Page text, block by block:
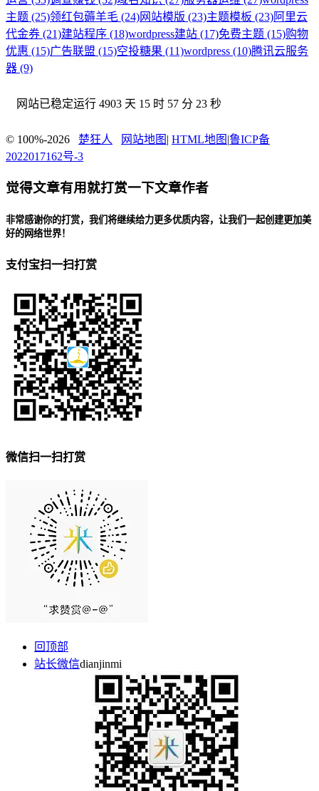
主题 (25)领红包薅羊毛 (24)网站模版 (23)主题模板 (23)阿里云
代金券 (21)建站程序 (18)wordpress建站 (17)免费主题 (15)购物
优惠 (15)广告联盟 (15)空投糖果 (11)wordpress (10)腾讯云服务
器 (9)
网站已稳定运行 4903 天 15 时 57 分 23 秒
© 100%-2026 楚狂人 网站地图 | HTML地图 |鲁ICP备
2022017162号-3
觉得文章有用就打赏一下文章作者
非常感谢你的打赏，我们将继续给力更多优质内容，让我们一起创建更加美
好的网络世界！
支付宝扫一扫打赏
微信扫一扫打赏
回顶部
站长微信dianjinmi